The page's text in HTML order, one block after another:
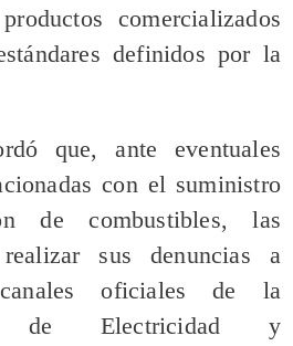
comercializados
definidos por la
que, ante eventuales
con el suministro
de combustibles, las
sus denuncias a
oficiales de la
de Electricidad y